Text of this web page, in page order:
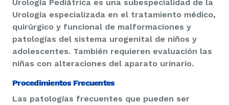
Urología Pediátrica es una subespecialidad de la
Urología especializada en el tratamiento médico,
quirúrgico y funcional de malformaciones y
patologías del sistema urogenital de niños y
adolescentes. También requieren evaluación las
niñas con alteraciones del aparato urinario.
Procedimientos Frecuentes
Las patologías frecuentes que pueden ser